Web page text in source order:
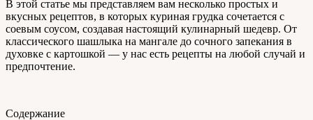
В этой статье мы представляем вам несколько простых и
вкусных рецептов, в которых куриная грудка сочетается с
соевым соусом, создавая настоящий кулинарный шедевр. От
классического шашлыка на мангале до сочного запекания в
духовке с картошкой — у нас есть рецепты на любой случай и
предпочтение.
Содержание